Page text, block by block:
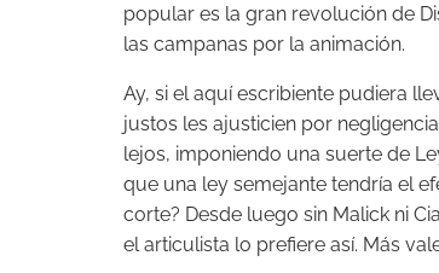
popular es la gran revolución de
las campanas por la animación.
Ay, si el aquí escribiente pudiera
justos les ajusticien por
lejos, imponiendo una suerte de
que una ley semejante tendría el
corte? Desde luego sin Malick ni
el articulista lo prefiere así. Más